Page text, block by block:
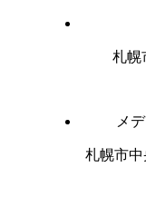
札幌
メ
札幌市中